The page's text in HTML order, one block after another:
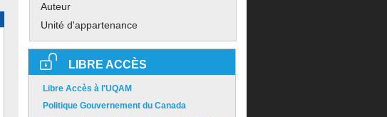
Auteur
Unité d'appartenance
LIBRE ACCÈS
Libre Accès à l'UQAM
Politique Gouvernement du Canada